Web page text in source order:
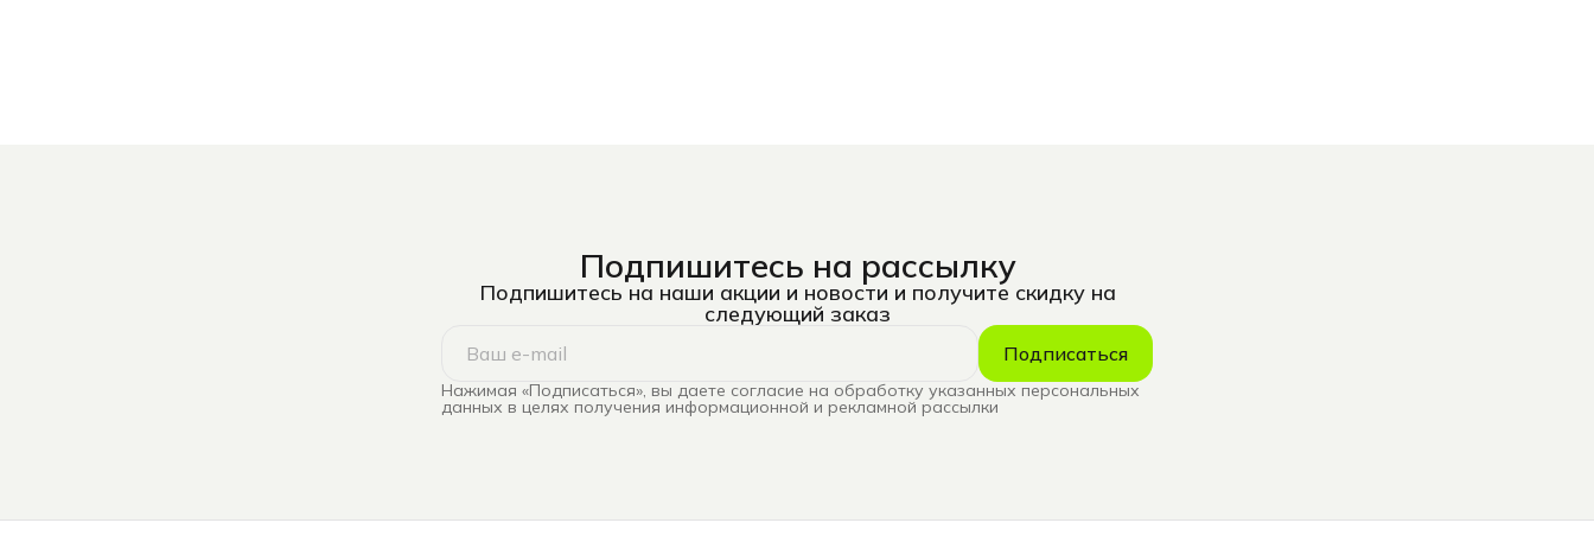
Подпишитесь на рассылку
Подпишитесь на наши акции и новости и получите скидку на
следующий заказ
Подписаться
Нажимая «Подписаться», вы даете согласие на обработку указанных персональных
данных в целях получения информационной и рекламной рассылки